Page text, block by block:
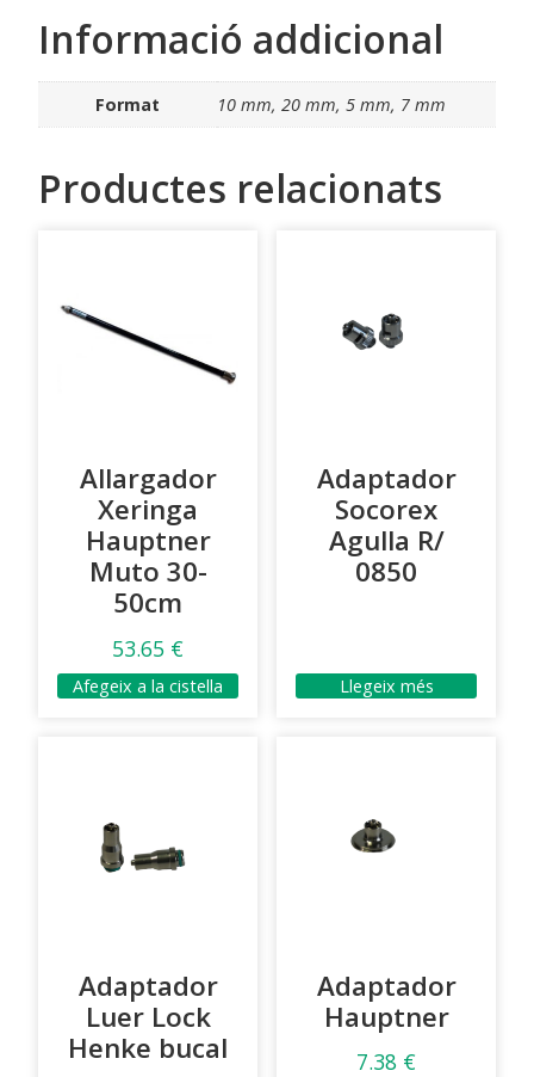
Informació addicional
Format 10 mm, 20 mm, 5 mm, 7 mm
Productes relacionats
Allargador
Xeringa
Hauptner
Muto 30-
50cm
53.65 €
Afegeix a la cistella
Adaptador
Socorex
Agulla R/
0850
Llegeix més
Adaptador
Luer Lock
Henke bucal
Adaptador
Hauptner
7.38 €